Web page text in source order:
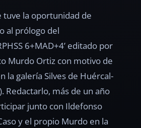
la oportunidad de
al prólogo del
6+MAD+4’ editado por
Murdo Ortiz con motivo de
la galería Silves de Huércal-
Redactarlo, más de un año
junto con Ildefonso
y el propio Murdo en la